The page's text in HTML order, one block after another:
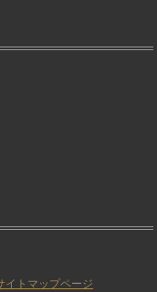
イトマップページ